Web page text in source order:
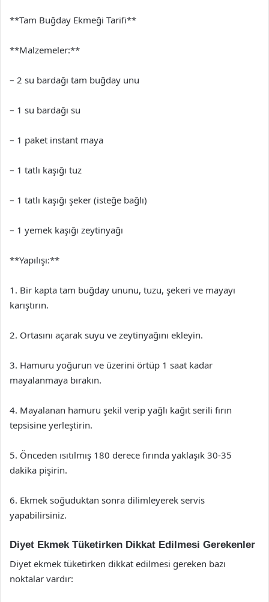
**Tam Buğday Ekmeği Tarifi**
**Malzemeler:**
– 2 su bardağı tam buğday unu
– 1 su bardağı su
– 1 paket instant maya
– 1 tatlı kaşığı tuz
– 1 tatlı kaşığı şeker (isteğe bağlı)
– 1 yemek kaşığı zeytinyağı
**Yapılışı:**
1. Bir kapta tam buğday ununu, tuzu, şekeri ve mayayı
karıştırın.
2. Ortasını açarak suyu ve zeytinyağını ekleyin.
3. Hamuru yoğurun ve üzerini örtüp 1 saat kadar
mayalanmaya bırakın.
4. Mayalanan hamuru şekil verip yağlı kağıt serili fırın
tepsisine yerleştirin.
5. Önceden ısıtılmış 180 derece fırında yaklaşık 30-35
dakika pişirin.
6. Ekmek soğuduktan sonra dilimleyerek servis
yapabilirsiniz.
Diyet Ekmek Tüketirken Dikkat Edilmesi Gerekenler
Diyet ekmek tüketirken dikkat edilmesi gereken bazı
noktalar vardır: